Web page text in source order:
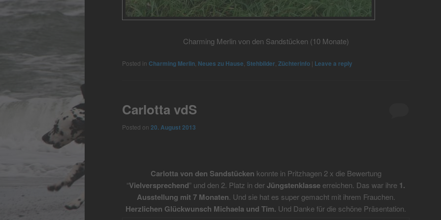
Charming Merlin von den Sandstücken (10 Monate)
Posted in Charming Merlin Neues zu Hause Stehbilder Züchterinfo | Leave a reply
Carlotta vdS
Posted on 20. August 2013
Carlotta von den Sandstücken konnte in Pritzhagen 2 x die Bewertung
“Vielversprechend” und den 2. Platz in derJüngstenklasse erreichen. Das war ihre 1.
Ausstellung mit 7 Monaten. Und sie hat es super gemacht mit ihrem Frauchen.
Herzlichen Glückwunsch Michaela und Tim. Und Danke für die schöne Präsentation.